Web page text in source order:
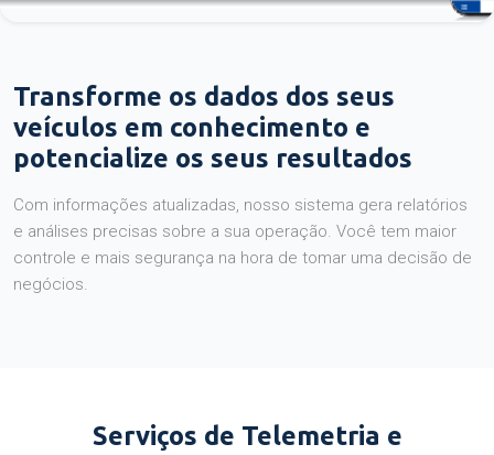
Transforme os dados dos seus
veículos em conhecimento e
potencialize os seus resultados
Com informações atualizadas, nosso sistema gera relatórios
e análises precisas sobre a sua operação. Você tem maior
controle e mais segurança na hora de tomar uma decisão de
negócios.
Serviços de Telemetria e